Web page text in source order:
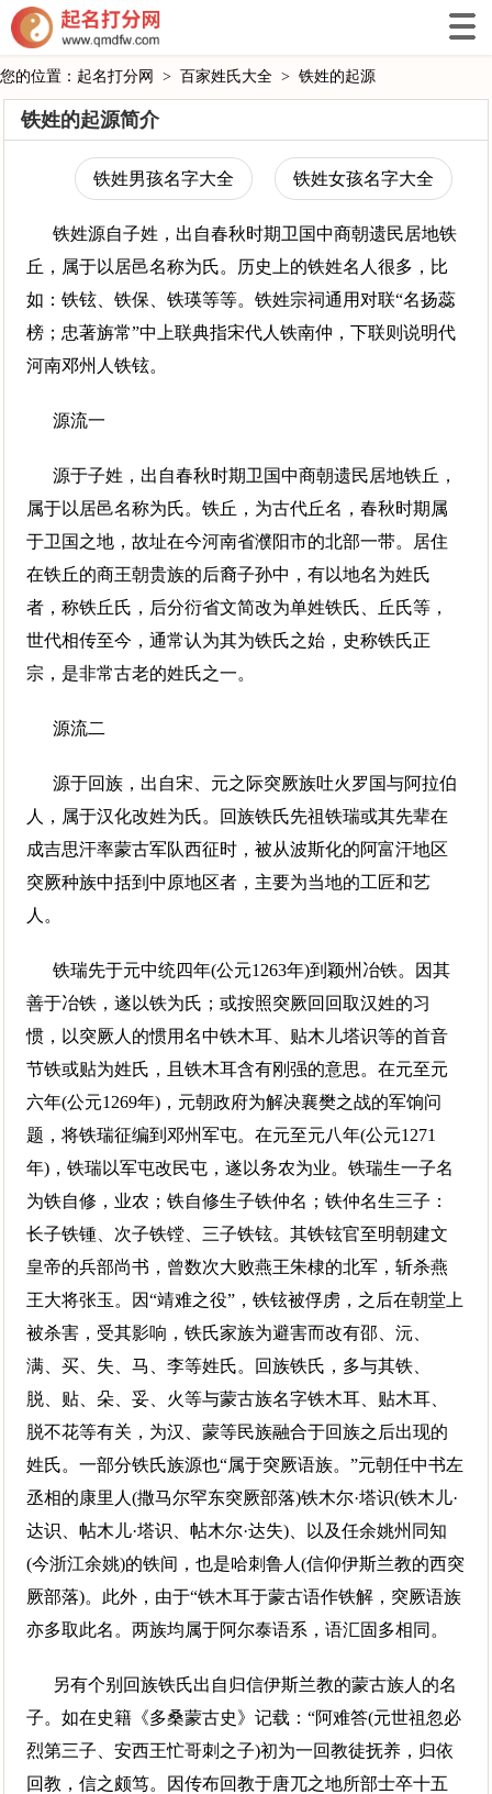
您的位置： 起名打分网 > 百家姓氏大全 > 铁姓的起源
铁姓的起源简介
铁姓男孩名字大全 铁姓女孩名字大全
铁姓源自子姓，出自春秋时期卫国中商朝遗民居地铁
丘，属于以居邑名称为氏。历史上的铁姓名人很多，比
如：铁铉、铁保、铁瑛等等。铁姓宗祠通用对联“名扬蕊
榜；忠著旃常”中上联典指宋代人铁南仲，下联则说明代
河南邓州人铁铉。
源流一
源于子姓，出自春秋时期卫国中商朝遗民居地铁丘，
属于以居邑名称为氏。铁丘，为古代丘名，春秋时期属
于卫国之地，故址在今河南省濮阳市的北部一带。居住
在铁丘的商王朝贵族的后裔子孙中，有以地名为姓氏
者，称铁丘氏，后分衍省文简改为单姓铁氏、丘氏等，
世代相传至今，通常认为其为铁氏之始，史称铁氏正
宗，是非常古老的姓氏之一。
源流二
源于回族，出自宋、元之际突厥族吐火罗国与阿拉伯
人，属于汉化改姓为氏。回族铁氏先祖铁瑞或其先辈在
成吉思汗率蒙古军队西征时，被从波斯化的阿富汗地区
突厥种族中括到中原地区者，主要为当地的工匠和艺
人。
铁瑞先于元中统四年(公元1263年)到颖州冶铁。因其
善于冶铁，遂以铁为氏；或按照突厥回回取汉姓的习
惯，以突厥人的惯用名中铁木耳、贴木儿塔识等的首音
节铁或贴为姓氏，且铁木耳含有刚强的意思。在元至元
六年(公元1269年)，元朝政府为解决襄樊之战的军饷问
题，将铁瑞征编到邓州军屯。在元至元八年(公元1271
年)，铁瑞以军屯改民屯，遂以务农为业。铁瑞生一子名
为铁自修，业农；铁自修生子铁仲名；铁仲名生三子：
长子铁锺、次子铁镗、三子铁铉。其铁铉官至明朝建文
皇帝的兵部尚书，曾数次大败燕王朱棣的北军，斩杀燕
王大将张玉。因“靖难之役”，铁铉被俘虏，之后在朝堂上
被杀害，受其影响，铁氏家族为避害而改有邵、沅、
满、买、失、马、李等姓氏。回族铁氏，多与其铁、
脱、贴、朵、妥、火等与蒙古族名字铁木耳、贴木耳、
脱不花等有关，为汉、蒙等民族融合于回族之后出现的
姓氏。一部分铁氏族源也“属于突厥语族。”元朝任中书左
丞相的康里人(撒马尔罕东突厥部落)铁木尔·塔识(铁木儿·
达识、帖木儿·塔识、帖木尔·达失)、以及任余姚州同知
(今浙江余姚)的铁间，也是哈刺鲁人(信仰伊斯兰教的西突
厥部落)。此外，由于“铁木耳于蒙古语作铁解，突厥语族
亦多取此名。两族均属于阿尔泰语系，语汇固多相同。
另有个别回族铁氏出自归信伊斯兰教的蒙古族人的名
子。如在史籍《多桑蒙古史》记载：“阿难答(元世祖忽必
烈第三子、安西王忙哥刺之子)初为一回教徒抚养，归依
回教，信之颇笃。因传布回教于唐兀之地所部士卒十五